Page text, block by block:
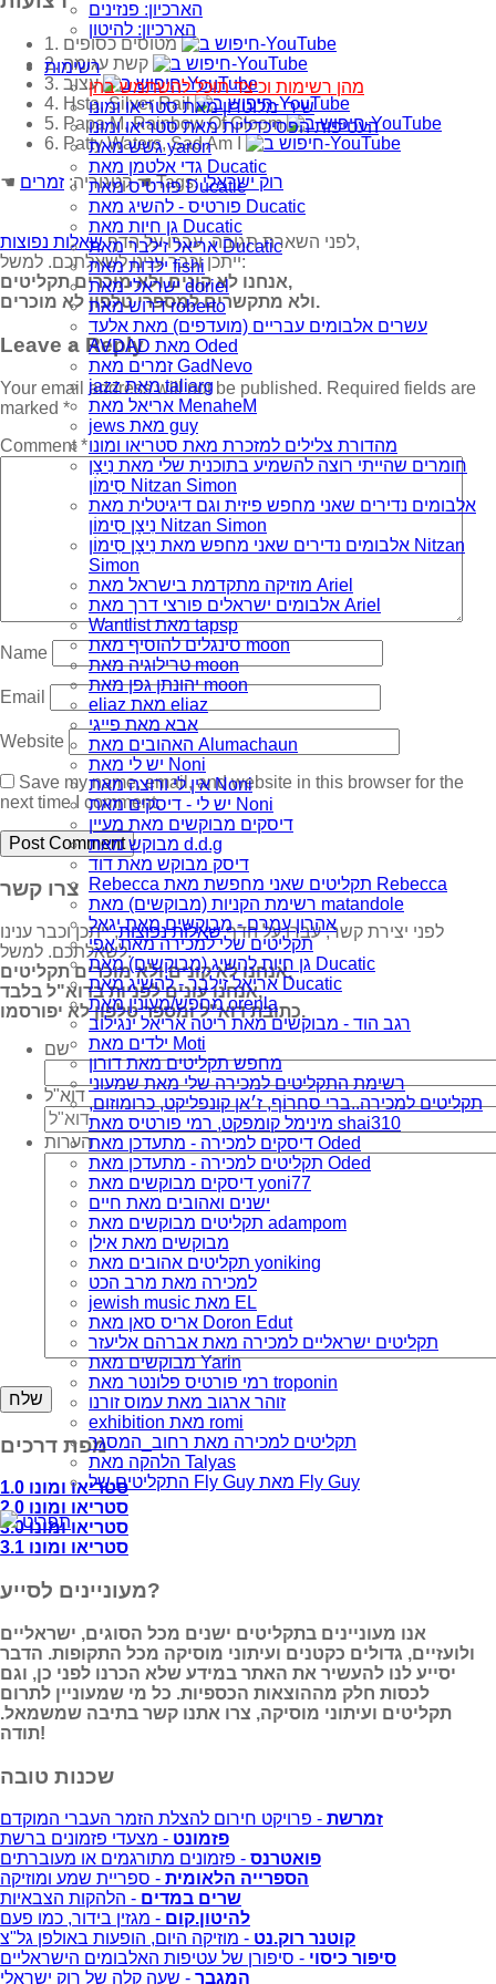
הארכיון: פנזינים
הארכיון: להיטון
רשימות
מהן רשימות וכיצד תוכל להשתמש בהן
שירי מלוטרון מאת סטריאו ומונו
העטיפות הפסיכדליות מאת סטריאו ומונו
גשש מאת yaron
גדי אלטמן מאת Ducatic
פורטיס מאת Ducatic
פורטיס - להשיג מאת Ducatic
גן חיות מאת Ducatic
אריאל זילבר מאת Ducatic
ילדות מאת fishi
ישראלי מאת doriel
דרוש מאת roberto
עשרים אלבומים עבריים (מועדפים) מאת אלעד
AVDAD מאת Oded
זמרים מאת GadNevo
jazz מאת taliarg
אריאל מאת MenaheM
jews מאת guy
מהדורת צלילים למזכרת מאת סטריאו ומונו
חומרים שהייתי רוצה להשמיע בתוכנית שלי מאת נִיצָן
סִימוֹן Nitzan Simon
אלבומים נדירים שאני מחפש פיזית וגם דיגיטלית מאת
נִיצָן סִימוֹן Nitzan Simon
אלבומים נדירים שאני מחפש מאת נִיצָן סִימוֹן Nitzan
Simon
מוזיקה מתקדמת בישראל מאת Ariel
אלבומים ישראלים פורצי דרך מאת Ariel
Wantlist מאת tapsp
סינגלים להוסיף מאת moon
טרילוגיה מאת moon
יהונתן גפן מאת moon
eliaz מאת eliaz
אבא מאת פייגי
האהובים מאת Alumachaun
יש לי מאת Noni
אין לי ורוצה מאת Noni
יש לי - דיסקים מאת Noni
דיסקים מבוקשים מאת מעיין
מבוקש מאת d.d.g
דיסק מבוקש מאת דוד
Rebecca תקליטים שאני מחפשת מאת Rebecca
רשימת הקניות (מבוקשים) מאת matandole
אהרון עמרם - מבוקשים מאת יגאל
תקליטים שלי למכירה מאת אפי
גן חיות להשיג (מבוקשים) מאת Ducatic
אריאל זילבר - להשיג מאת Ducatic
מחפש/מעונין מאת orenla
רגב הוד - מבוקשים מאת ריטה אריאל ינגילוב
ילדים מאת Moti
מחפש תקליטים מאת דורון
רשימת התקליטים למכירה שלי מאת שמעוני
תקליטים למכירה..ברי סחרוֹף, ז׳אן קונפליקט, כרומוזום,
מינימל קומפקט, רמי פורטיס מאת shai310
דיסקים למכירה - מתעדכן מאת Oded
תקליטים למכירה - מתעדכן מאת Oded
דיסקים מבוקשים מאת yoni77
ישנים ואהובים מאת חיים
תקליטים מבוקשים מאת adampom
מבוקשים מאת אילן
תקליטים אהובים מאת yoniking
למכירה מאת מרב הכט
jewish music מאת EL
אריס סאן מאת Doron Edut
תקליטים ישראליים למכירה מאת אברהם אליעזר
מבוקשים מאת Yarin
רמי פורטיס פלונטר מאת troponin
זוהר ארגוב מאת עמוס זורנו
exhibition מאת romi
תקליטים למכירה מאת רחוב_המסגר
הלהקה מאת Talyas
התקליטים של Fly Guy מאת Fly Guy
תפריט
1. מטוסים כסופים
3. עצוב
4. Hsta, Silver Rail
5. Papa M, Rainbow Of Gloom
6. Patty Waters, Sad Am I
☚ קטגוריה: זמרים ☚ Tags:רוק ישראלי
לפני השארת תגובה, עברו על הדףשאלות נפוצות
,
ייתכן וכבר ענינו לשאלתכם. למשל:
אנחנו לא קונים ולא מוכרים תקליטים,
ולא מתקשרים למספרי טלפון לא מוכרים.
Leave a Reply
Your email address will not be published. Required fields are
marked *
Comment*
Name
Email
Website
Save my name, email, and website in this browser for the
next time I comment.
צרו קשר
לפני יצירת קשר, עברו על הדףשאלות נפוצות, ייתכן וכבר ענינו
לשאלתכם. למשל:
אנחנו לא קונים ולא מוכרים תקליטים,
אנחנו עונים לפניות בדוא"ל בלבד,
כתובת דוא"ל ומספר טלפון לא יפורסמו.
שם
דוא"ל
הערות
מפת דרכים
סטריאו ומונו 1.0
סטריאו ומונו 2.0
סטריאו ומונו 3.0
סטריאו ומונו 3.1
מעוניינים לסייע?
אנו מעוניינים בתקליטים ישנים מכל הסוגים, ישראליים
ולועזיים, גדולים כקטנים ועיתוני מוסיקה מכל התקופות. הדבר
יסייע לנו להעשיר את האתר במידע שלא הכרנו לפני כן, וגם
לכסות חלק מההוצאות הכספיות. כל מי שמעוניין לתרום
תקליטים ועיתוני מוסיקה, צרו אתנו קשר בתיבה שמשמאל.
תודה!
שכנות טובה
זמרשת - פרויקט חירום להצלת הזמר העברי המוקדם
פזמונט - מצעדי פזמונים ברשת
פואטרנס - פזמונים מתורגמים או מעוברתים
הספרייה הלאומית - ספריית שמע ומוזיקה
שרים במדים - הלהקות הצבאיות
להיטון.קום - מגזין בידור, כמו פעם
קוטנר רוק.נט - מוזיקה היום, הופעות באולפן גל"צ
סיפור כיסוי - סיפורן של עטיפות האלבומים הישראליים
המגבר - שעה קלה של רוק ישראלי